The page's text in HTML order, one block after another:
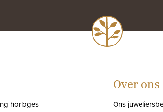
horloges
Over ons
Ons